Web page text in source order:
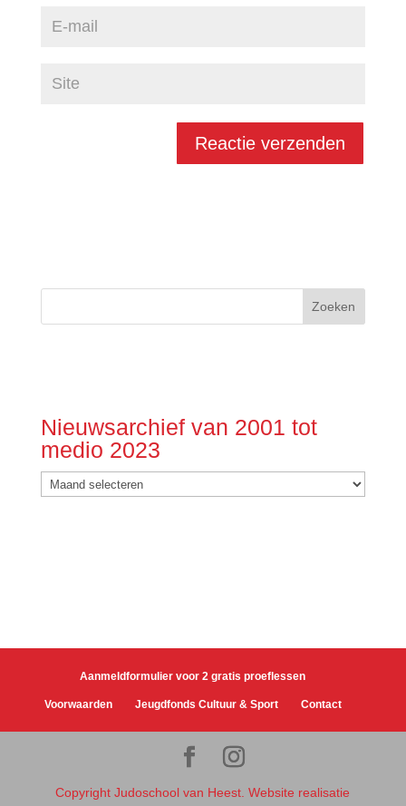
Nieuwsarchief van 2001 tot
medio 2023
Nieuwsarchief
van
Aanmeldformulier voor 2 gratis proeflessen
Voorwaarden Jeugdfonds Cultuur & Sport Contact
Copyright Judoschool van Heest. Website realisatie